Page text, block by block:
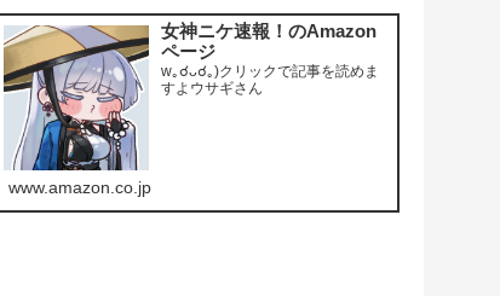
女神ニケ速報！のAmazon
ページ
w｡☌ᴗ☌｡)クリックで記事を読めま
すよウサギさん
www.amazon.co.jp